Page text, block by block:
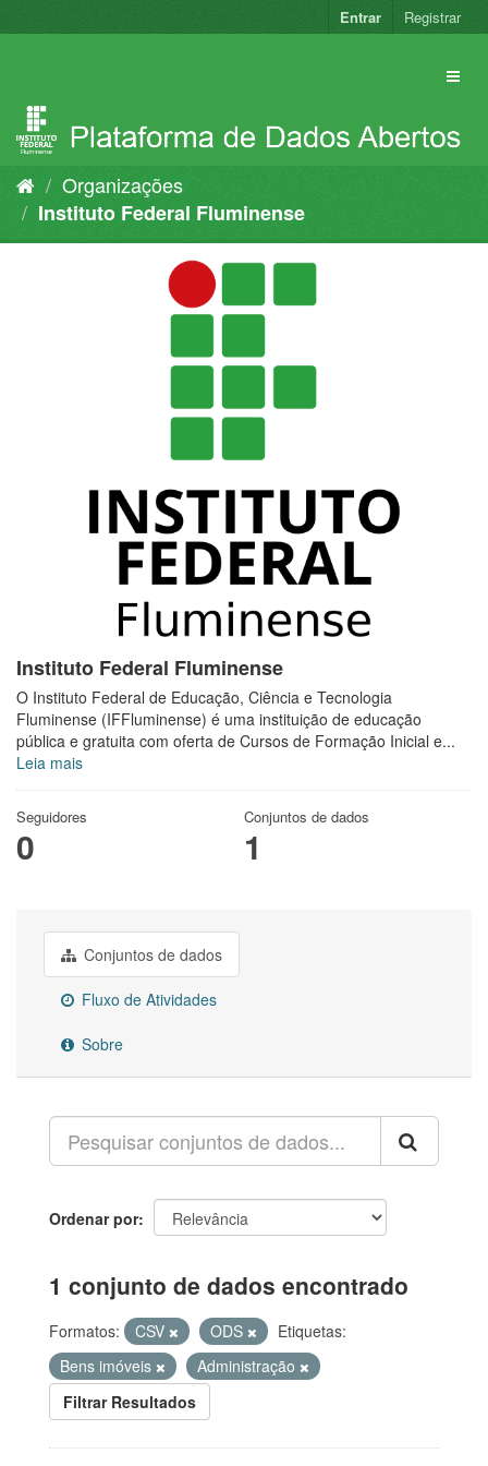
para
Entrar Registrar
Organizações
Instituto Federal Fluminense
Instituto Federal Fluminense
O Instituto Federal de Educação, Ciência e Tecnologia
Fluminense (IFFluminense) é uma instituição de educação
pública e gratuita com oferta de Cursos de Formação Inicial e...
Leia mais
Seguidores
0
Conjuntos de dados
1
Conjuntos de dados
Fluxo de Atividades
Sobre
Ordenar por
1 conjunto de dados encontrado
Formatos: CSV ODS
Etiquetas:
Bens imóveis
Administração
Filtrar Resultados